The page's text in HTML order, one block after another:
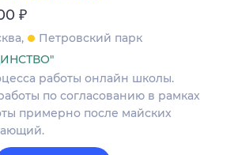
₽
Петровский парк
работы онлайн школы.
по согласованию в рамках
примерно после майских